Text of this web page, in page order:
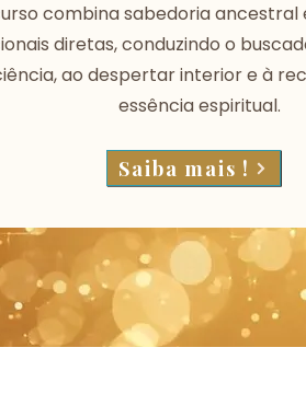
combina sabedoria ancestral
diretas, conduzindo o
ao despertar interior e à
essência espiritual.
Saiba mais !